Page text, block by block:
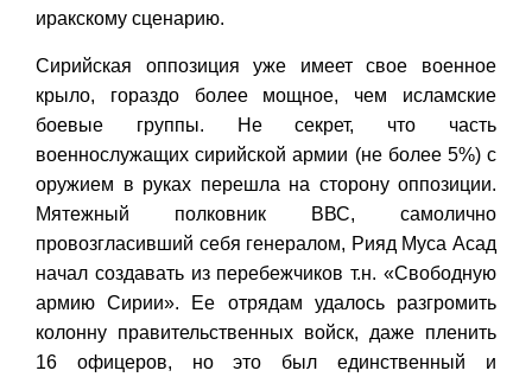
иракскому сценарию.
Сирийская оппозиция уже имеет свое военное
крыло, гораздо более мощное, чем исламские
боевые группы. Не секрет, что часть
военнослужащих сирийской армии (не более 5%) с
оружием в руках перешла на сторону оппозиции.
Мятежный полковник ВВС, самолично
провозгласивший себя генералом, Рияд Муса Асад
начал создавать из перебежчиков т.н. «Свободную
армию Сирии». Ее отрядам удалось разгромить
колонну правительственных войск, даже пленить
16 офицеров, но это был единственный и